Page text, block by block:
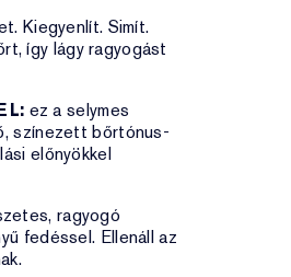
Kiegyenlít. Simít.
így lágy ragyogást
ez a selymes
színezett bőrtónus-
előnyökkel
ragyogó
fedéssel. Ellenáll az